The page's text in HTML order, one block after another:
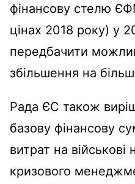
фінансову стелю
цінах 2018 року) у
передбачити
збільшення на
Рада ЄС також
базову фінансову
витрат на
кризового